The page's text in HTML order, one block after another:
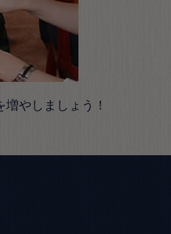
やしましょう！